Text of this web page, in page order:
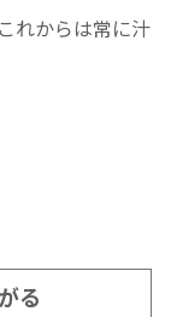
れからは常に汁
る